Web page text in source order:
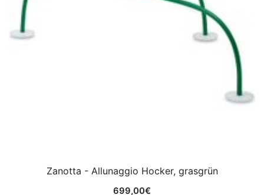
Zanotta - Allunaggio Hocker, grasgrün
699,00€